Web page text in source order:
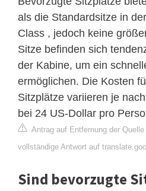
als die Standardsitze in
Class , jedoch keine
Sitze befinden sich
der Kabine, um ein
ermöglichen. Die Kosten
Sitzplätze variieren je
bei 24 US-Dollar pro
Antrag auf Entfernung der Quelle
vollständige Antwort auf
Sind bevorzugte